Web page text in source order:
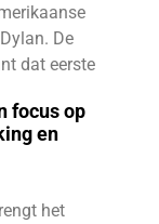
De
dat eerste
focus op
en
het